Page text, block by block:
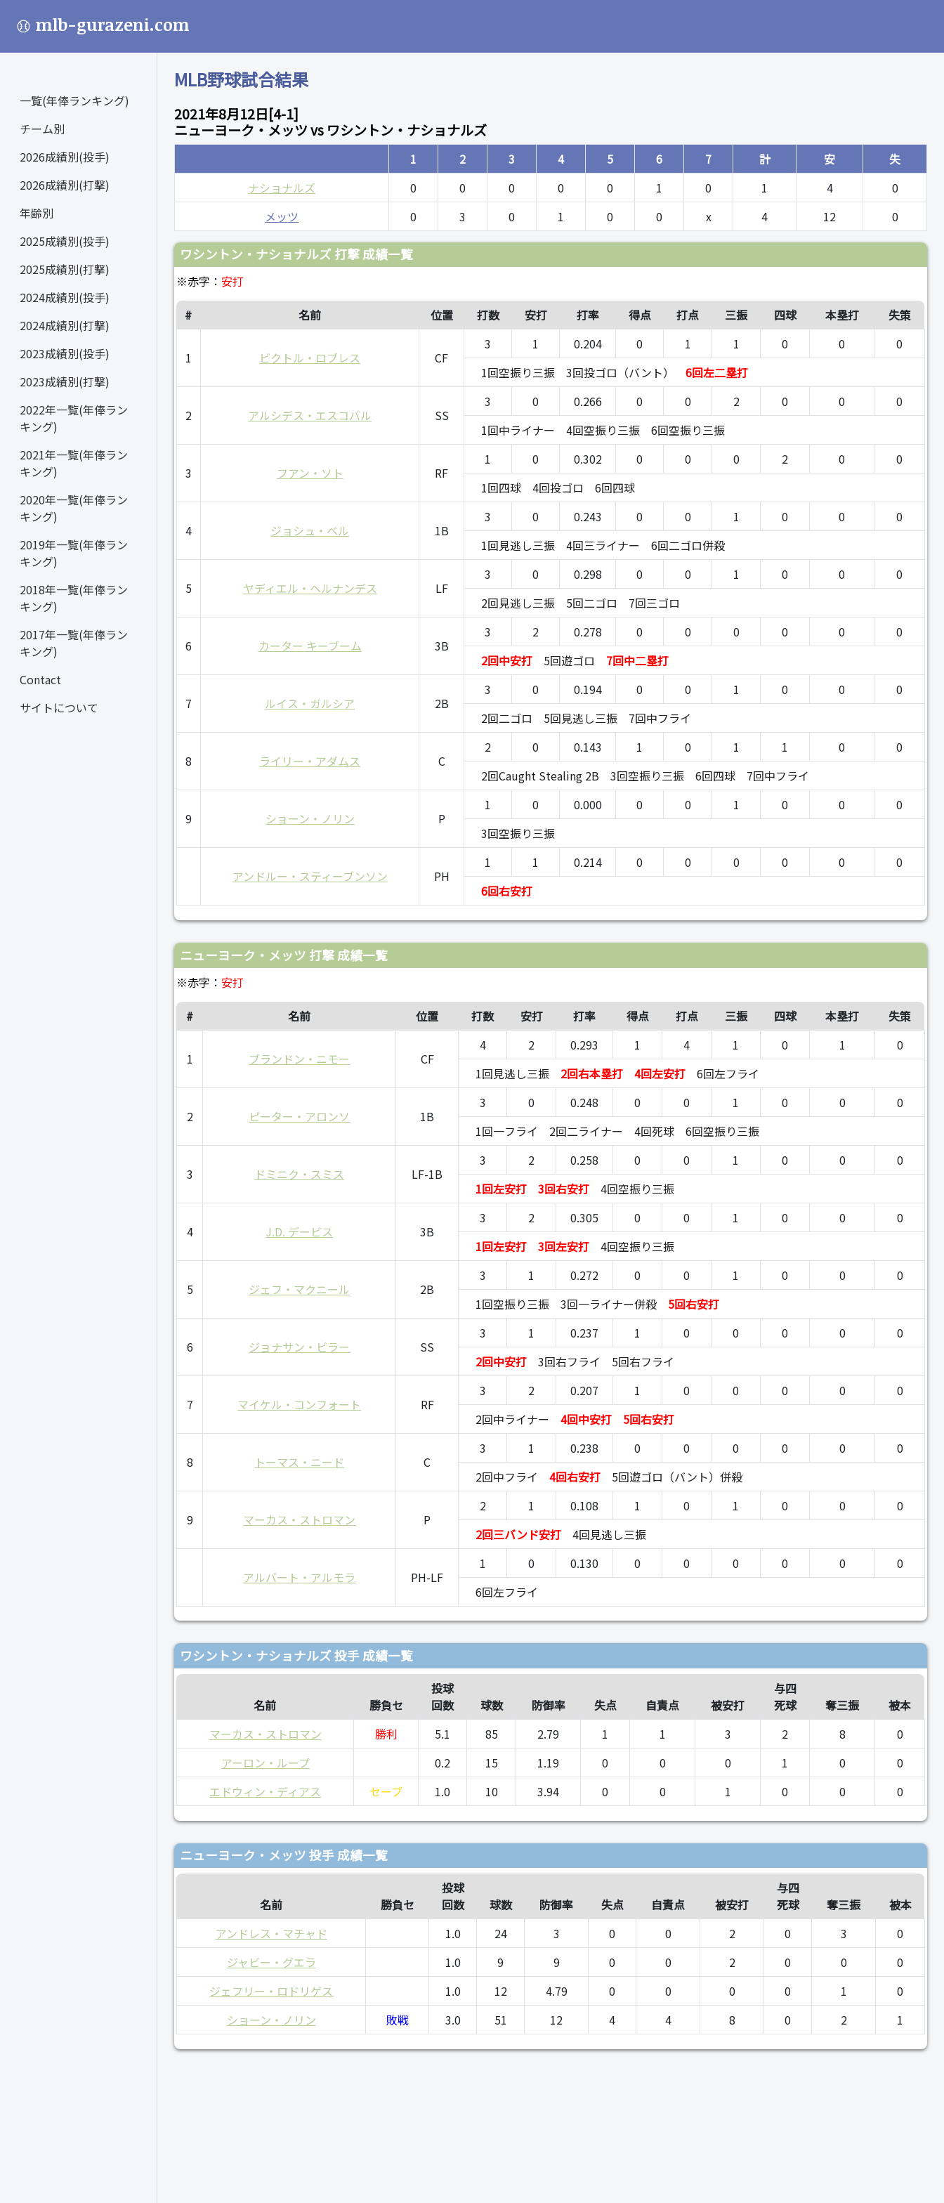
mlb-gurazeni.com
一覧(年俸ランキング)
チーム別
2026成績別(投手)
2026成績別(打撃)
年齢別
2025成績別(投手)
2025成績別(打撃)
2024成績別(投手)
2024成績別(打撃)
2023成績別(投手)
2023成績別(打撃)
2022年一覧(年俸ラン
キング)
2021年一覧(年俸ラン
キング)
2020年一覧(年俸ラン
キング)
2019年一覧(年俸ラン
キング)
2018年一覧(年俸ラン
キング)
2017年一覧(年俸ラン
キング)
Contact
サイトについて
MLB野球試合結果
2021年8月12日[4-1]
ニューヨーク・メッツ vs ワシントン・ナショナルズ
1 2 3 4 5 6 7 計 安
失
ナショナルズ
0 0 0 0 0 1 0 1 4
0
メッツ
0 3 0 1 0 0 x 4 12 0
ワシントン・ナショナルズ 打撃 成績一覧
※赤字：安打
#
名前 位置 打数 安打 打率 得点 打点 三振 四球 本塁打 失策
1 ビクトル・ロブレス CF
3 1 0.204 0 1 1 0 0
0
1回空振り三振
3回投ゴロ（バント） 6回左二塁打
2 アルシデス・エスコバル SS
3 0 0.266 0 0 2 0 0
0
1回中ライナー
4回空振り三振 6回空振り三振
3 フアン・ソト RF
1 0 0.302 0 0 0 2 0
0
1回四球
4回投ゴロ 6回四球
4 ジョシュ・ベル 1B
3 0 0.243 0 0 1 0 0
0
1回見逃し三振
4回三ライナー 6回二ゴロ併殺
5 ヤディエル・ヘルナンデス LF
3 0 0.298 0 0 1 0 0
0
2回見逃し三振
5回二ゴロ 7回三ゴロ
6 カーター キーブーム 3B
3 2 0.278 0 0 0 0 0
0
2回中安打
5回遊ゴロ 7回中二塁打
7 ルイス・ガルシア 2B
3 0 0.194 0 0 1 0 0
0
2回二ゴロ
5回見逃し三振 7回中フライ
8 ライリー・アダムス C
2 0 0.143 1 0 1 1 0
0
2回Caught Stealing 2B
3回空振り三振 6回四球 7回中フライ
9 ショーン・ノリン P
1 0 0.000 0 0 1 0 0
0
3回空振り三振
アンドルー・スティーブンソン PH
1 1 0.214 0 0 0 0 0
0
6回右安打
ニューヨーク・メッツ 打撃 成績一覧
※赤字：安打
#
名前 位置 打数 安打 打率 得点 打点 三振 四球 本塁打 失策
1 ブランドン・ニモー CF
4 2 0.293 1 4 1 0 1
0
1回見逃し三振
2回右本塁打 4回左安打 6回左フライ
2 ピーター・アロンソ 1B
3 0 0.248 0 0 1 0 0
0
1回一フライ
2回二ライナー 4回死球 6回空振り三振
3 ドミニク・スミス LF-1B
3 2 0.258 0 0 1 0 0
0
1回左安打
3回右安打 4回空振り三振
4 J.D. デービス 3B
3 2 0.305 0 0 1 0 0
0
1回左安打
3回左安打 4回空振り三振
5 ジェフ・マクニール 2B
3 1 0.272 0 0 1 0 0
0
1回空振り三振
3回一ライナー併殺 5回右安打
6 ジョナサン・ビラー SS
3 1 0.237 1 0 0 0 0
0
2回中安打
3回右フライ 5回右フライ
7 マイケル・コンフォート RF
3 2 0.207 1 0 0 0 0
0
2回中ライナー
4回中安打 5回右安打
8 トーマス・ニード C
3 1 0.238 0 0 0 0 0
0
2回中フライ
4回右安打 5回遊ゴロ（バント）併殺
9 マーカス・ストロマン P
2 1 0.108 1 0 1 0 0
0
2回三バンド安打
4回見逃し三振
アルバート・アルモラ PH-LF
1 0 0.130 0 0 0 0 0
0
6回左フライ
ワシントン・ナショナルズ 投手 成績一覧
名前 勝負セ
投球
回数
球数 防御率 失点 自責点 被安打
与四
死球
奪三振
被本
マーカス・ストロマン
勝利 5.1 85 2.79 1 1 3 2 8
0
アーロン・ループ
0.2 15 1.19 0 0 0 1 0
0
エドウィン・ディアス
セーブ 1.0 10 3.94 0 0 1 0 0 0
ニューヨーク・メッツ 投手 成績一覧
名前 勝負セ
投球
回数
球数 防御率 失点 自責点 被安打
与四
死球
奪三振
被本
アンドレス・マチャド
1.0 24 3 0 0 2 0 3
0
ジャビー・グエラ
1.0 9 9 0 0 2 0 0
0
ジェフリー・ロドリゲス
1.0 12 4.79 0 0 0 0 1
0
ショーン・ノリン
敗戦 3.0 51 12 4 4 8 0 2 1